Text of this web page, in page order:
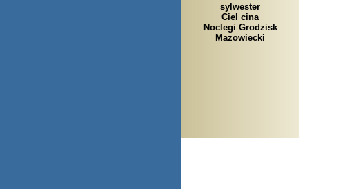
sylwester
Ciel cina
Noclegi Grodzisk
Mazowiecki